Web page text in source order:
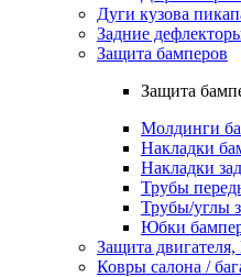
Дуги кузова
Задние
Защита бамперов
Защита
Молдинги
Накладки
Накладки
Трубы
Трубы/углы
Юбки
Защита
Ковры салона /